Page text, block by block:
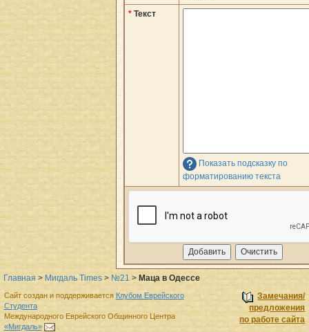
* Текст
Показать подсказку по
форматированию текста
Главная > Мигдаль Times > №21 > Маца в Одессе
Замечания/
предложения
по работе сайта
Сайт создан и поддерживается Клубом Еврейского
Студента
Международного Еврейского Общинного Центра
«Мигдаль»
.